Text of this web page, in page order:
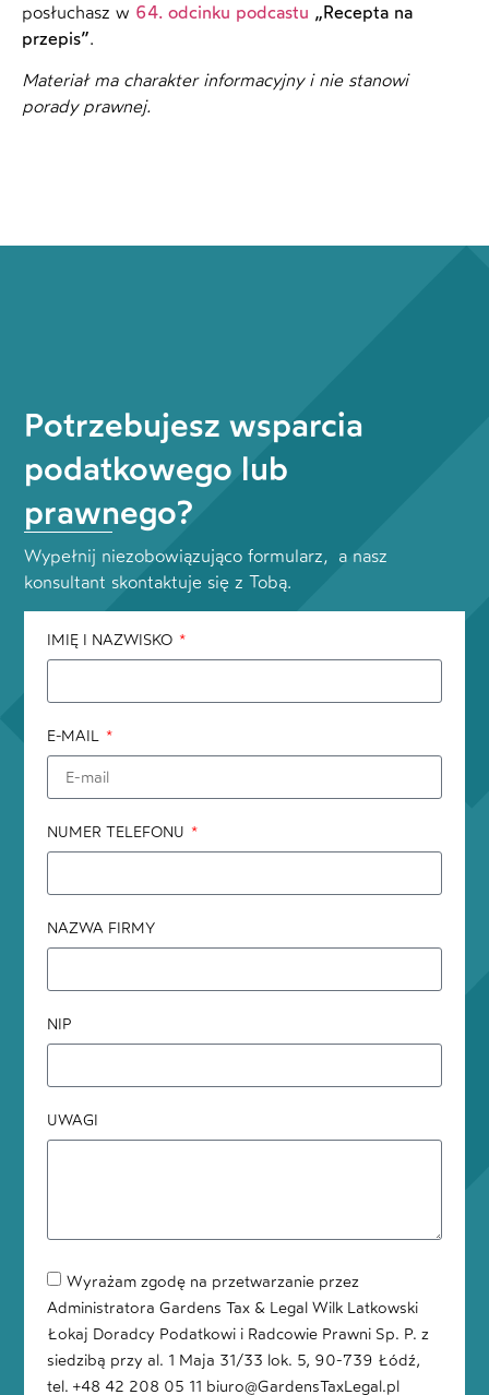
posłuchasz w 64. odcinku podcastu „Recepta na
przepis”.
Materiał ma charakter informacyjny i nie stanowi
porady prawnej.
Potrzebujesz wsparcia
podatkowego lub
prawnego?
Wypełnij niezobowiązująco formularz, a nasz
konsultant skontaktuje się z Tobą.
IMIĘ I NAZWISKO
E-MAIL
NUMER TELEFONU
NAZWA FIRMY
NIP
UWAGI
Wyrażam zgodę na przetwarzanie przez
Administratora Gardens Tax & Legal Wilk Latkowski
Łokaj Doradcy Podatkowi i Radcowie Prawni Sp. P. z
siedzibą przy al. 1 Maja 31/33 lok. 5, 90-739 Łódź,
tel. +48 42 208 05 11 biuro@GardensTaxLegal.pl